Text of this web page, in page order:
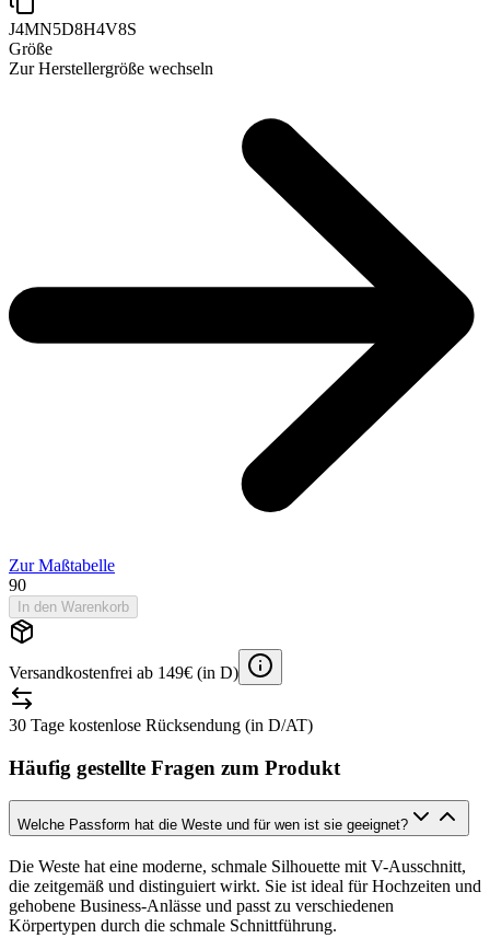
J4MN5D8H4V8S
Größe
Zur Herstellergröße wechseln
Zur Maßtabelle
90
In den Warenkorb
Versandkostenfrei ab 149€ (in D)
30 Tage kostenlose Rücksendung (in D/AT)
Häufig gestellte Fragen zum Produkt
Welche Passform hat die Weste und für wen ist sie geeignet?
Die Weste hat eine moderne, schmale Silhouette mit V-Ausschnitt,
die zeitgemäß und distinguiert wirkt. Sie ist ideal für Hochzeiten und
gehobene Business-Anlässe und passt zu verschiedenen
Körpertypen durch die schmale Schnittführung.